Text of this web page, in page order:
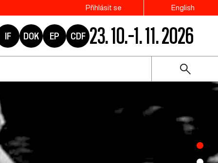
Přihlásit se English
IF DOK EP CDF 23. 10.–1. 11. 2026